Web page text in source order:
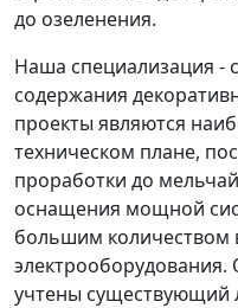
до озеленения.
Наша специализация -
содержания
проекты являются
техническом плане,
проработки до
оснащения мощной
большим количеством
учтены существующий